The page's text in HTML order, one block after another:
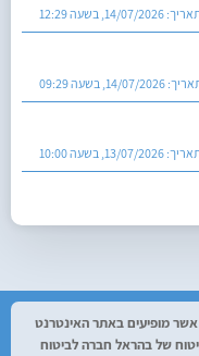
14/07/2026, בשעה 12:29
14/07/2026, בשעה 09:29
13/07/2026, בשעה 10:00
27/07/2026, בשעה 12:29
אשר מופיעים באתר האינטרנט
של בהראל חברה לביטוח